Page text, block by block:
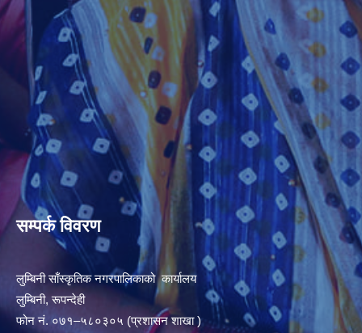
सम्पर्क विवरण
लुम्बिनी साँस्कृतिक नगरपालिकाको कार्यालय
लुम्बिनी, रूपन्देही
फोन नं. ०७१–५८०३०५ (प्रशासन शाखा )